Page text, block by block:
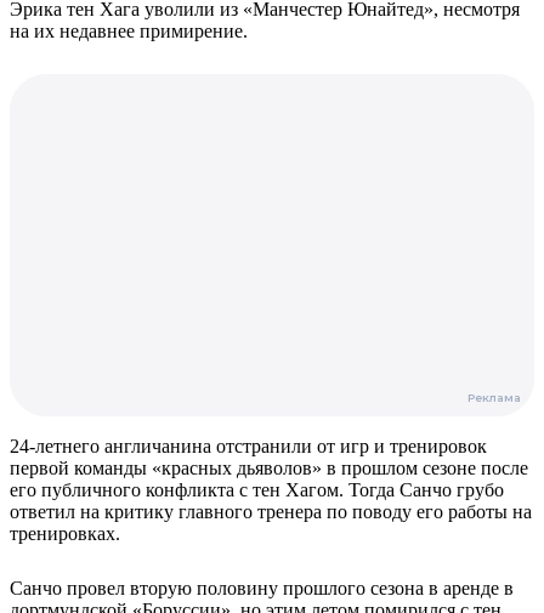
Эрика тен Хага уволили из «Манчестер Юнайтед», несмотря
на их недавнее примирение.
24-летнего англичанина отстранили от игр и тренировок
первой команды «красных дьяволов» в прошлом сезоне после
его публичного конфликта с тен Хагом. Тогда Санчо грубо
ответил на критику главного тренера по поводу его работы на
тренировках.
Санчо провел вторую половину прошлого сезона в аренде в